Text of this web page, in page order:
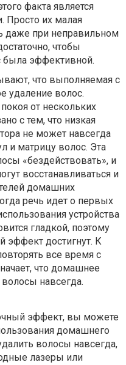
факта является
Просто их малая
даже при неправильном
чтобы
была эффективной.
что выполняемая с
удаление волос.
от нескольких
с тем, что низкая
не может навсегда
и матрицу волос. Эта
«бездействовать», и
восстанавливаться и
домашних
речь идет о первых
устройства
гладкой, поэтому
эффект достигнут. К
все время с
что домашнее
навсегда.
эффект, вы можете
домашнего
волосы навсегда,
лазеры или